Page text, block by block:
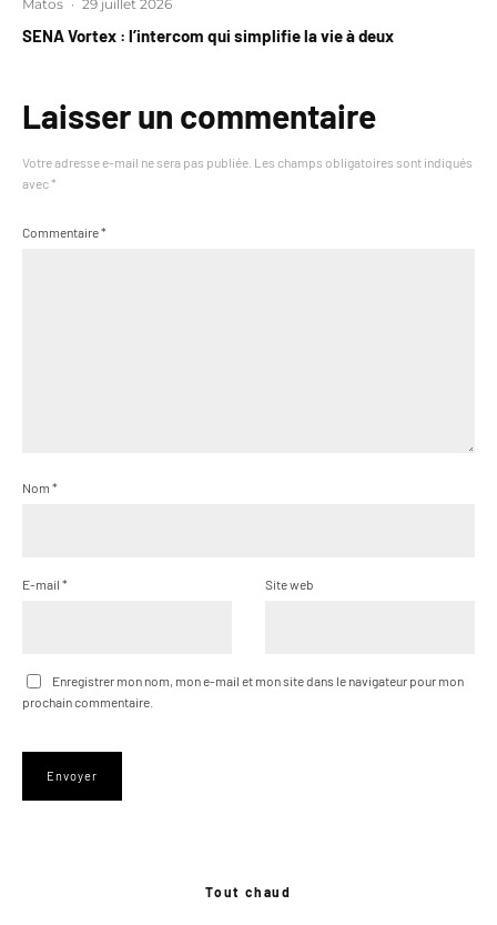
Matos · 29 juillet 2026
SENA Vortex : l’intercom qui simplifie la vie à deux
Laisser un commentaire
Votre adresse e-mail ne sera pas publiée. Les champs obligatoires sont indiqués
avec *
Commentaire*
Nom *
E-mail * Site web
Enregistrer mon nom, mon e-mail et mon site dans le navigateur pour mon
prochain commentaire.
Tout chaud